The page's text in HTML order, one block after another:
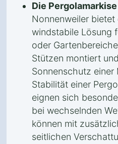
Die Pergolamarkise
Nonnenweiler
windstabile Lösung
oder
Stützen montiert
Sonnenschutz einer
Stabilität einer
eignen sich
bei wechselnden
können mit
seitlichen